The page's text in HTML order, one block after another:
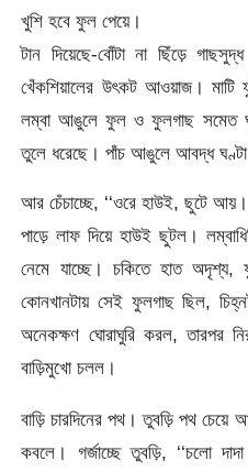
খুশি হবে ফুল পেয়ে।
টান দিয়েছে-বোঁটা না ছিঁড়ে
খেঁকশিয়ালের উৎকট আওয়াজ। মাটি
লম্বা আঙুলে ফুল ও ফুলগাছ সমেত
তুলে ধরেছে। পাঁচ আঙুলে আবদ্ধ
আর চেঁচাচ্ছে, ‘‘ওরে হাউই, ছুটে
পাড়ে লাফ দিয়ে হাউই ছুটল।
নেমে যাচ্ছে। চকিতে হাত
কোনখানটায় সেই ফুলগাছ ছিল,
অনেকক্ষণ ঘোরাঘুরি করল, তারপর
বাড়িমুখো চলল।
বাড়ি চারদিনের পথ। তুবড়ি পথ চেয়ে
কবলে। গর্জাচ্ছে তুবড়ি, ‘‘চলো